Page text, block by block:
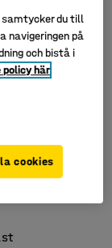
du till
navigeringen på
och bistå i
policy här
cookies